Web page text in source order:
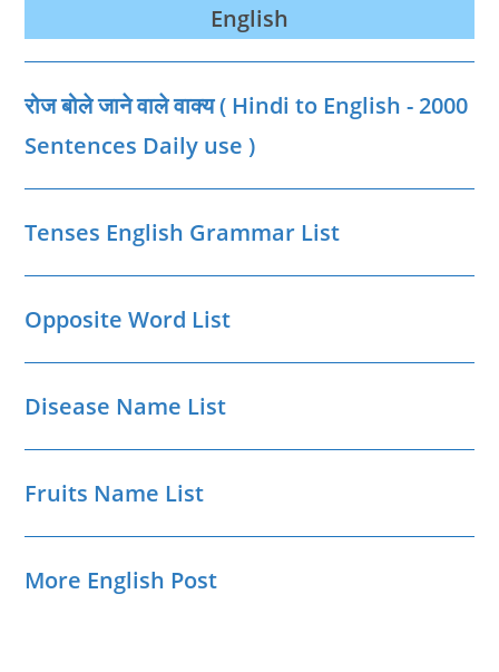
English
रोज बोले जाने वाले वाक्‍य ( Hindi to English - 2000
Sentences Daily use )
Tenses English Grammar List
Opposite Word List
Disease Name List
Fruits Name List
More English Post